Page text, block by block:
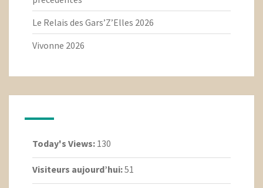
Le Relais des Gars’Z’Elles 2026
Vivonne 2026
Today's Views: 130
Visiteurs aujourd’hui:51